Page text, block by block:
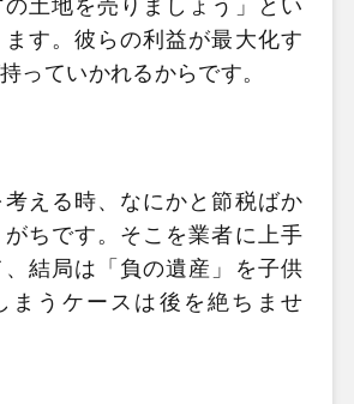
土地を売りましょう」とい
ます。彼らの利益が最大化す
っていかれるからです。
える時、なにかと節税ばか
がちです。そこを業者に上手
、結局は「負の遺産」を子供
まうケースは後を絶ちませ